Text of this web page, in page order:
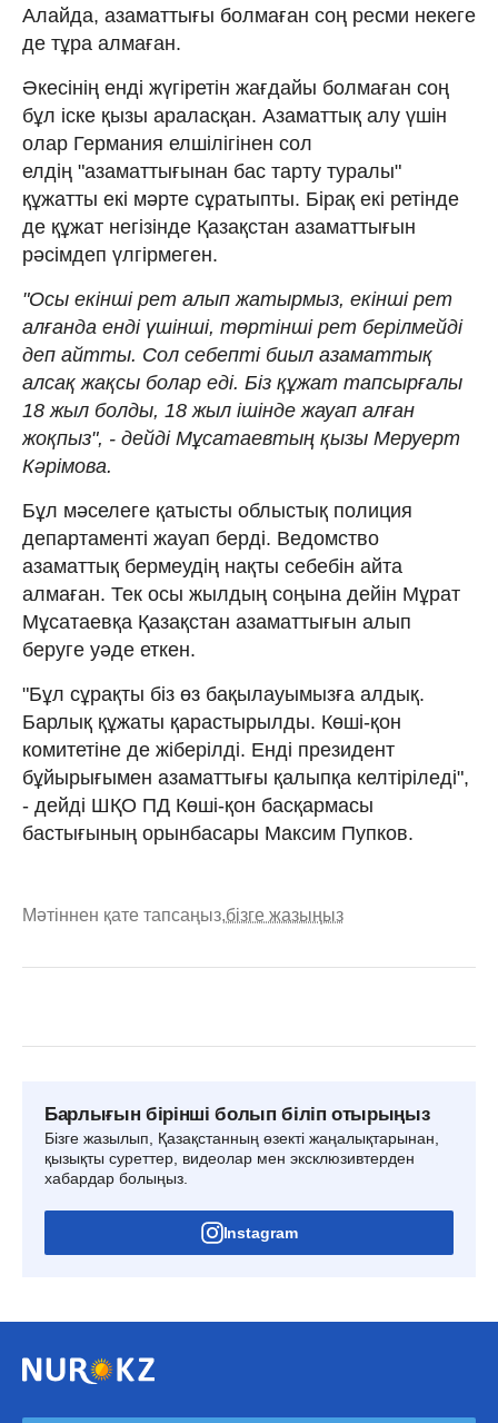
Алайда, азаматтығы болмаған соң ресми некеге
де тұра алмаған.
Әкесінің енді жүгіретін жағдайы болмаған соң
бұл іске қызы араласқан. Азаматтық алу үшін
олар Германия елшілігінен сол
елдің "азаматтығынан бас тарту туралы"
құжатты екі мәрте сұратыпты. Бірақ екі ретінде
де құжат негізінде Қазақстан азаматтығын
рәсімдеп үлгірмеген.
"Осы екінші рет алып жатырмыз, екінші рет
алғанда енді үшінші, төртінші рет берілмейді
деп айтты. Сол себепті биыл азаматтық
алсақ жақсы болар еді. Біз құжат тапсырғалы
18 жыл болды, 18 жыл ішінде жауап алған
жоқпыз", - дейді Мұсатаевтың қызы Меруерт
Кәрімова.
Бұл мәселеге қатысты облыстық полиция
департаменті жауап берді. Ведомство
азаматтық бермеудің нақты себебін айта
алмаған. Тек осы жылдың соңына дейін Мұрат
Мұсатаевқа Қазақстан азаматтығын алып
беруге уәде еткен.
"Бұл сұрақты біз өз бақылауымызға алдық.
Барлық құжаты қарастырылды. Көші-қон
комитетіне де жіберілді. Енді президент
бұйырығымен азаматтығы қалыпқа келтіріледі",
- дейді ШҚО ПД Көші-қон басқармасы
бастығының орынбасары Максим Пупков.
Мәтіннен қате тапсаңыз,бізге жазыңыз
Барлығын бірінші болып біліп отырыңыз
Бізге жазылып, Қазақстанның өзекті жаңалықтарынан,
қызықты суреттер, видеолар мен эксклюзивтерден
хабардар болыңыз.
Instagram